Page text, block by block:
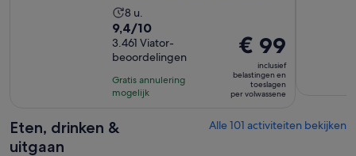
De
activiteit
duurt
8
uur
8 u.
9.4
van
10
met
3461
9,4/10
3.461 Viator-
beoordelingen
Gratis annulering
mogelijk
De
prijs
is
€ 99
volwassene
€ 99
inclusief
belastingen en
toeslagen
per volwassene
Eten, drinken &
uitgaan
Alle 101 activiteiten bekijken